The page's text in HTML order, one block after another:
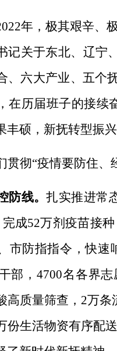
年，极其艰辛、
记关于东北、辽宁
、六大产业、五个
在历届班子的接续
丰硕，新抚转型振
贯彻“疫情要防住
防线。扎实推进常
成52万剂疫苗接
市防指指令，快速
部，4700名各界
高质量筛查，2万
份生活物资有序配